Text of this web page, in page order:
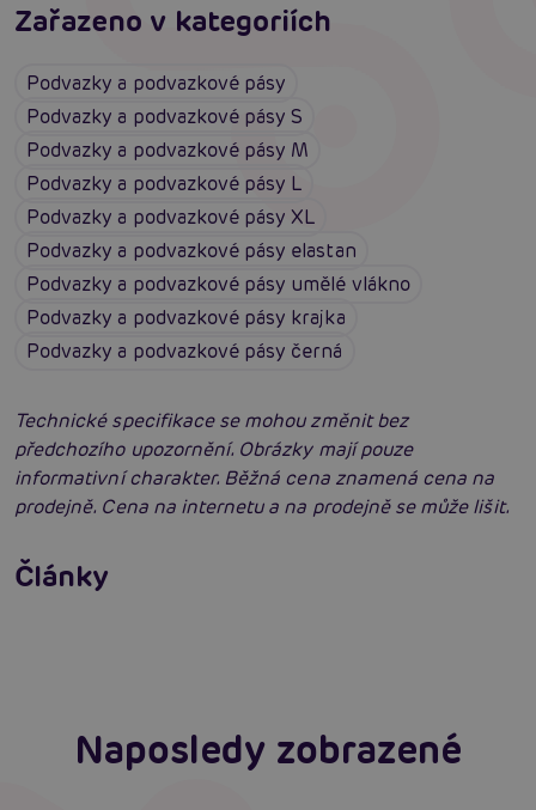
Zařazeno v kategoriích
Podvazky a podvazkové pásy
Podvazky a podvazkové pásy S
Podvazky a podvazkové pásy M
Podvazky a podvazkové pásy L
Podvazky a podvazkové pásy XL
Podvazky a podvazkové pásy elastan
Podvazky a podvazkové pásy umělé vlákno
Podvazky a podvazkové pásy krajka
Podvazky a podvazkové pásy černá
Technické specifikace se mohou změnit bez
předchozího upozornění. Obrázky mají pouze
informativní charakter. Běžná cena znamená cena na
prodejně. Cena na internetu a na prodejně se může lišit.
Články
neodolatelně sexy
Číst více
Erotická inteligence: Příručka Sexiomů
Naposledy zobrazené